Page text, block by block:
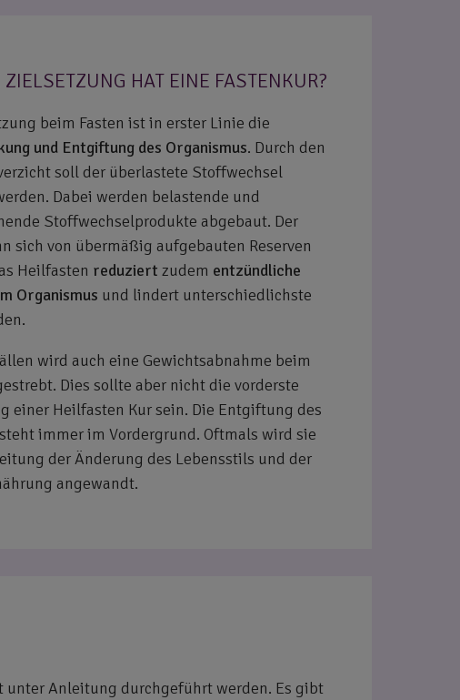
ZIELSETZUNG HAT EINE FASTENKUR?
beim Fasten ist in erster Linie die
und Entgiftung des Organismus. Durch den
soll der überlastete Stoffwechsel
Dabei werden belastende und
Stoffwechselprodukte abgebaut. Der
sich von übermäßig aufgebauten Reserven
Heilfasten reduziert zudem entzündliche
Organismus und lindert unterschiedlichste
wird auch eine Gewichtsabnahme beim
Dies sollte aber nicht die vorderste
einer Heilfasten Kur sein. Die Entgiftung des
immer im Vordergrund. Oftmals wird sie
der Änderung des Lebensstils und der
angewandt.
Anleitung durchgeführt werden. Es gibt